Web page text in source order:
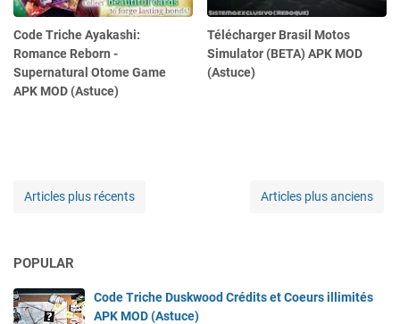
Code Triche Ayakashi:
Romance Reborn -
Supernatural Otome Game
APK MOD (Astuce)
Télécharger Brasil Motos
Simulator (BETA) APK MOD
(Astuce)
Articles plus récents Articles plus anciens
POPULAR
Code Triche Duskwood Crédits et Coeurs illimités
APK MOD (Astuce)